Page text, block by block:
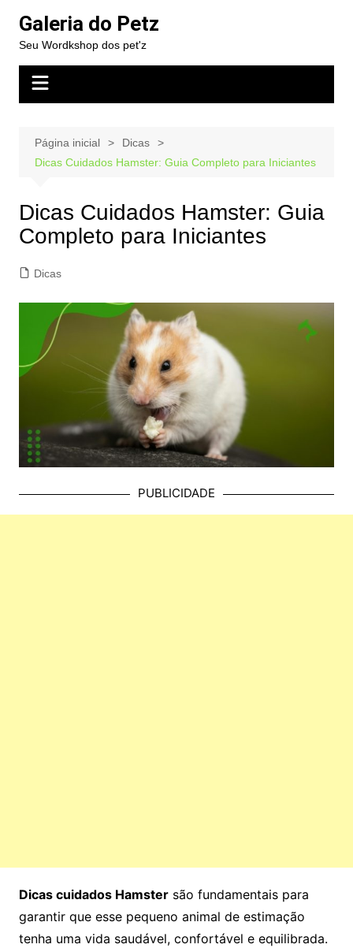
para
conteúdo
Galeria do Petz
Seu Wordkshop dos pet'z
Página inicial
Dicas
Dicas Cuidados Hamster: Guia Completo para Iniciantes
Dicas Cuidados Hamster: Guia
Completo para Iniciantes
Dicas
PUBLICIDADE
Dicas cuidados Hamstersão fundamentais para
garantir que esse pequeno animal de estimação
tenha uma vida saudável, confortável e equilibrada.